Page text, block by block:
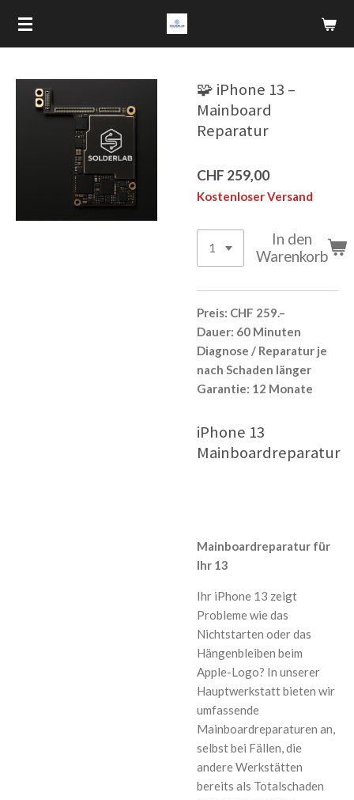
Zum
Hauptinhalt
🧩 iPhone 13 –
Mainboard
Reparatur
CHF 259,00
Kostenloser Versand
In den
Warenkorb
Preis: CHF 259.–
Dauer: 60 Minuten
Diagnose / Reparatur je
nach Schaden länger
Garantie: 12 Monate
iPhone 13
Mainboardreparatur
Mainboardreparatur für
Ihr 13
Ihr iPhone 13 zeigt
Probleme wie das
Nichtstarten oder das
Hängenbleiben beim
Apple-Logo? In unserer
Hauptwerkstatt bieten wir
umfassende
Mainboardreparaturen an,
selbst bei Fällen, die
andere Werkstätten
bereits als Totalschaden